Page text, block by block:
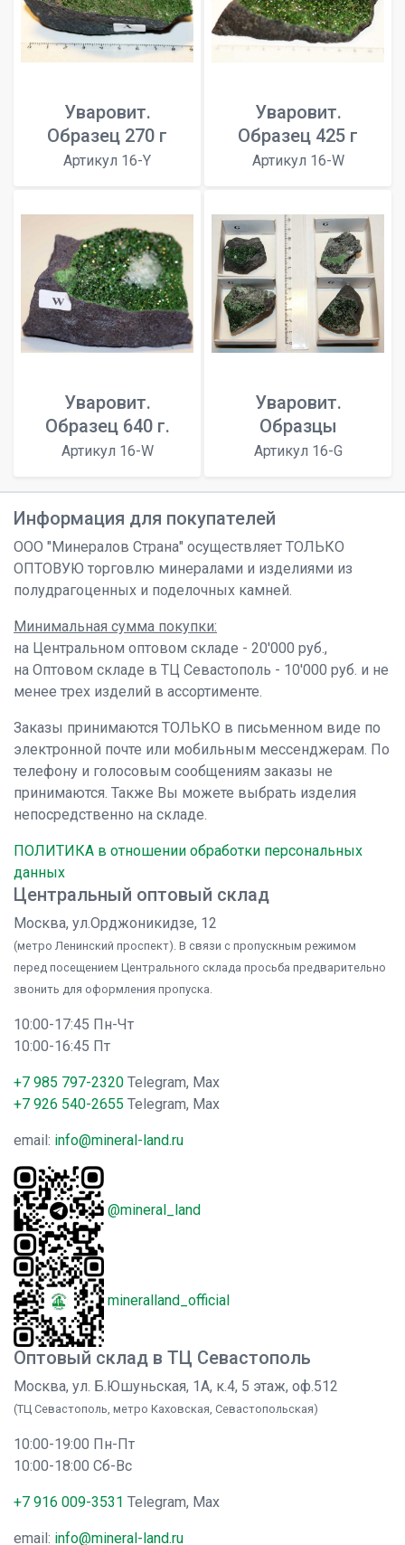
Уваровит.
Образец 270 г
Артикул 16-Y
Уваровит.
Образец 425 г
Артикул 16-W
Уваровит.
Образец 640 г.
Артикул 16-W
Уваровит.
Образцы
Артикул 16-G
Информация для покупателей
ООО "Минералов Страна" осуществляет ТОЛЬКО
ОПТОВУЮ торговлю минералами и изделиями из
полудрагоценных и поделочных камней.
Минимальная сумма покупки:
на Центральном оптовом складе - 20'000 руб.,
на Оптовом складе в ТЦ Севастополь - 10'000 руб. и не
менее трех изделий в ассортименте.
Заказы принимаются ТОЛЬКО в письменном виде по
электронной почте или мобильным мессенджерам. По
телефону и голосовым сообщениям заказы не
принимаются. Также Вы можете выбрать изделия
непосредственно на складе.
ПОЛИТИКА в отношении обработки персональных
данных
Центральный оптовый склад
Москва, ул.Орджоникидзе, 12
(метро Ленинский проспект). В связи с пропускным режимом
перед посещением Центрального склада просьба предварительно
звонить для оформления пропуска.
10:00-17:45 Пн-Чт
10:00-16:45 Пт
+7 985 797-2320 Telegram, Max
+7 926 540-2655 Telegram, Max
email: info@mineral-land.ru
@mineral_land
mineralland_official
Оптовый склад в ТЦ Севастополь
Москва, ул. Б.Юшуньская, 1А, к.4, 5 этаж, оф.512
(ТЦ Севастополь, метро Каховская, Севастопольская)
10:00-19:00 Пн-Пт
10:00-18:00 Сб-Вс
+7 916 009-3531 Telegram, Max
email: info@mineral-land.ru